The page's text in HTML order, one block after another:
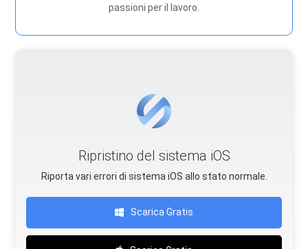
passioni per il lavoro.
Ripristino del sistema iOS
Riporta vari errori di sistema iOS allo stato normale.
Scarica Gratis